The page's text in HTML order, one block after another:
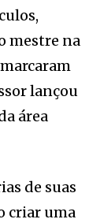
mestre na
lançou
área
de suas
criar uma